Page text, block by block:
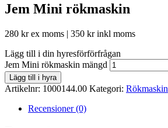
Jem Mini rökmaskin
280 krex moms | 350 krinkl moms
Lägg till i din hyresförförfrågan
Jem Mini rökmaskin mängd
Lägg till i hyra
Artikelnr: 1000144.00 Kategori: Rökmaskin
Recensioner (0)